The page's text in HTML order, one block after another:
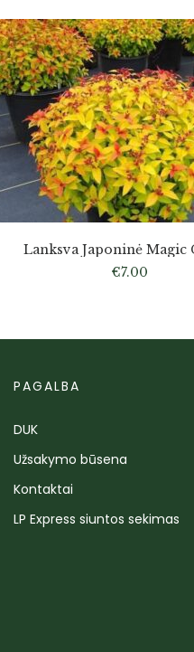
Lanksva Japoninė Magic
€7.00
PAGALBA
DUK
Užsakymo būsena
Kontaktai
LP Express siuntos sekimas